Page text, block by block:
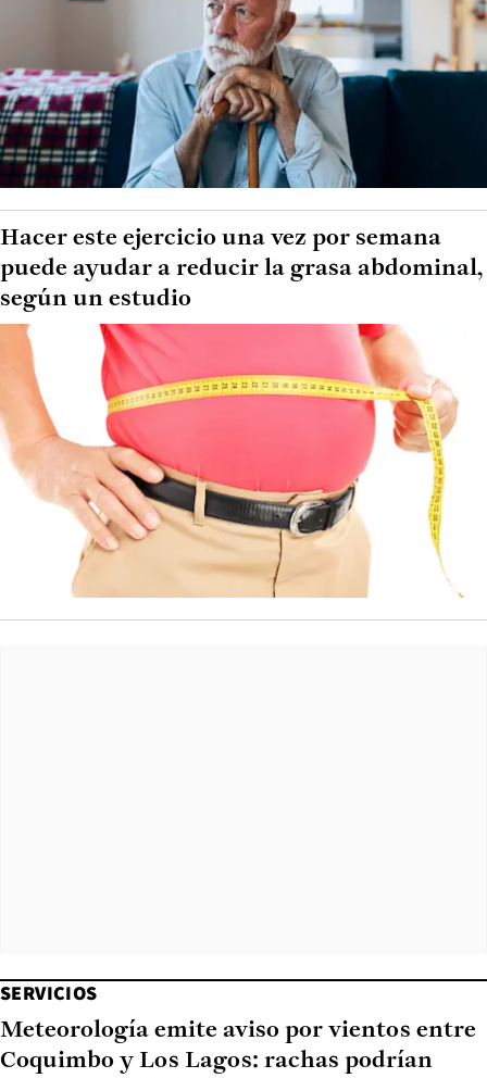
Hacer este ejercicio una vez por semana
puede ayudar a reducir la grasa abdominal,
según un estudio
SERVICIOS
Meteorología emite aviso por vientos entre
Coquimbo y Los Lagos: rachas podrían